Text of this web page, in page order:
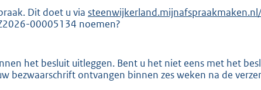
Dit doet u via E
x
r
n
e
steenwijkerland.mijnafspraakmaken.nl/
00005134 noemen?
het besluit uitleggen. Bent u het niet eens met het
bezwaarschrift ontvangen binnen zes weken na de